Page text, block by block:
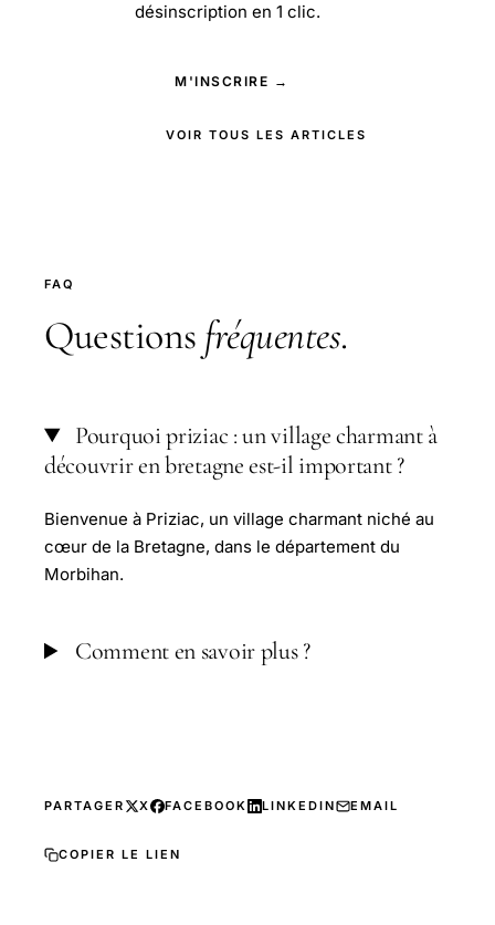
désinscription en 1 clic.
M'INSCRIRE →
VOIR TOUS LES ARTICLES
FAQ
Questions fréquentes.
Pourquoi priziac : un village charmant à
découvrir en bretagne est-il important ?
Bienvenue à Priziac, un village charmant niché au
cœur de la Bretagne, dans le département du
Morbihan.
Comment en savoir plus ?
PARTAGER X FACEBOOK LINKEDIN EMAIL
COPIER LE LIEN